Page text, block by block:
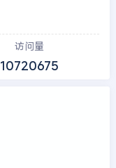
访问量
10720675